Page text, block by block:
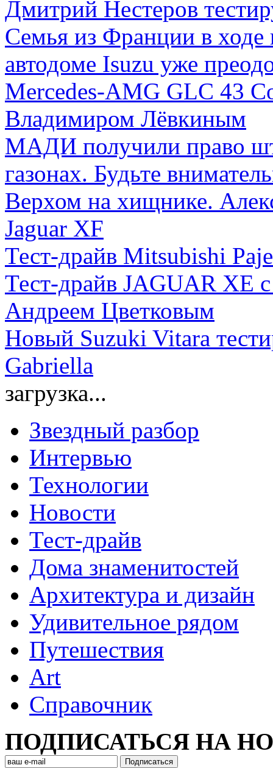
Дмитрий Нестеров
Семья из Франции в ходе
автодоме Isuzu уже
Mercedes-AMG GLC 43
Владимиром Лёвкиным
МАДИ получили право
газонах. Будьте
Верхом на хищнике.
Jaguar XF
Тест-драйв Mitsubishi
Тест-драйв JAGUAR XE
Андреем Цветковым
Новый Suzuki Vitara
Gabriella
загрузка...
Звездный разбор
Интервью
Технологии
Новости
Тест-драйв
Дома знаменитостей
Архитектура и дизайн
Удивительное рядом
Путешествия
Art
Cправочник
ПОДПИСАТЬСЯ НА